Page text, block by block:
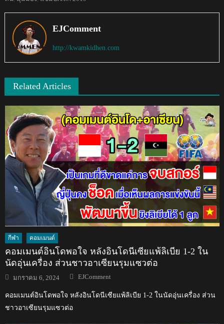
EJComment
http://kwamkidhen.com
Related Articles
กีฬา คอมเมนต์
คอมเมนต์อินโดพอใจ หลังอินโดนีเซียแพ้ลิเบีย 1-2 ใน
นัดอุ่นเครื่อง ส่วนชาวอาเซียนรุมแซวต่อ
Posted
on
มกราคม 6, 2024 Author
EJComment
คอมเมนต์อินโดพอใจ หลังอินโดนีเซียแพ้ลิเบีย 1-2 ในนัดอุ่นเครื่อง ส่วน
ชาวอาเซียนรุมแซวต่อ